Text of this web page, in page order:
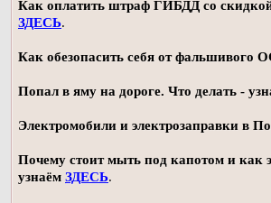
Как оплатить штраф ГИБДД со
ЗДЕСЬ.
Как обезопасить себя от фальшивого
Попал в яму на дороге. Что делать -
Электромобили и электрозаправки в
Почему стоит мыть под капотом и как
узнаём ЗДЕСЬ.